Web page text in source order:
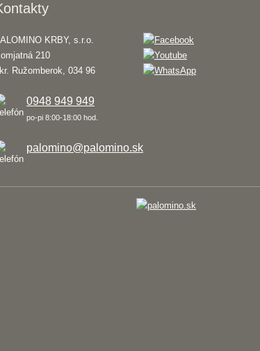
KRBY, s.r.o.
210
Ružomberok, 034 96
0948 949 949
po-pi 8:00-18:00 hod.
palomino@palomino.sk